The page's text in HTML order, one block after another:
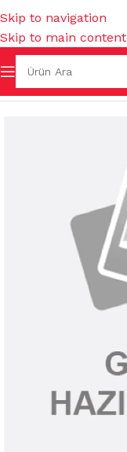
Skip to navigation
Skip to main content
KİMYASALLARI